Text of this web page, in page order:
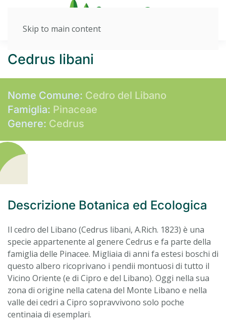
Skip to main content
Cedrus libani
Nome Comune: Cedro del Libano
Famiglia: Pinaceae
Genere: Cedrus
Descrizione Botanica ed Ecologica
Il cedro del Libano (Cedrus libani, A.Rich. 1823) è una
specie appartenente al genere Cedrus e fa parte della
famiglia delle Pinacee. Migliaia di anni fa estesi boschi di
questo albero ricoprivano i pendii montuosi di tutto il
Vicino Oriente (e di Cipro e del Libano). Oggi nella sua
zona di origine nella catena del Monte Libano e nella
valle dei cedri a Cipro sopravvivono solo poche
centinaia di esemplari.